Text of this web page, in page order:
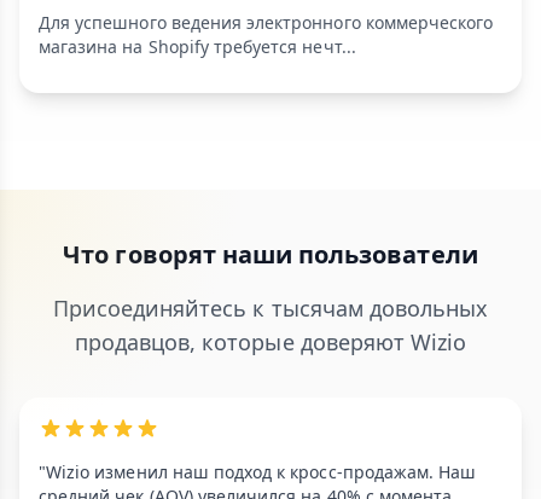
Для успешного ведения электронного коммерческого
магазина на Shopify требуется нечт...
Что говорят наши пользователи
Присоединяйтесь к тысячам довольных
продавцов, которые доверяют Wizio
"Wizio изменил наш подход к кросс-продажам. Наш